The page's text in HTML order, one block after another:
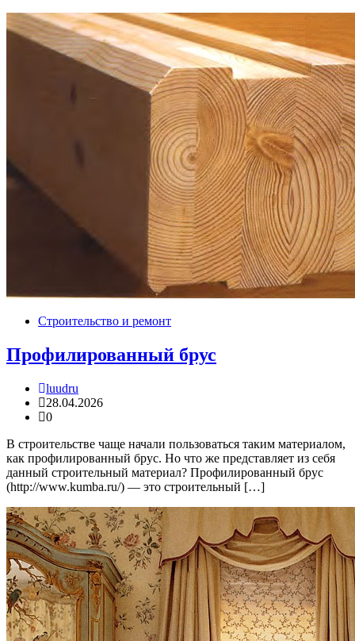
Строительство и ремонт
Профилированный брус
luudru
28.04.2026
0
В строительстве чаще начали пользоваться таким материалом,
как профилированный брус. Но что же представляет из себя
данный строительный материал? Профилированный брус
(http://www.kumba.ru/) — это строительный […]